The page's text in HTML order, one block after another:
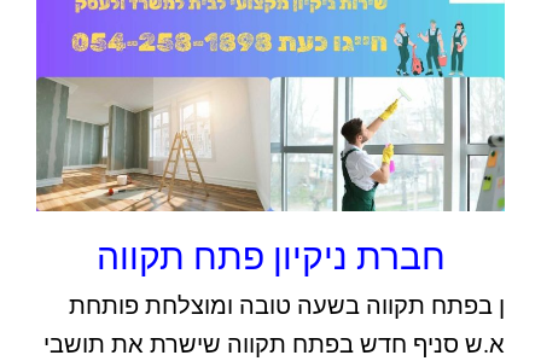
חברת ניקיון פתח תקווה
ן בפתח תקווה בשעה טובה ומוצלחת פותחת
א.ש סניף חדש בפתח תקווה שישרת את תושבי